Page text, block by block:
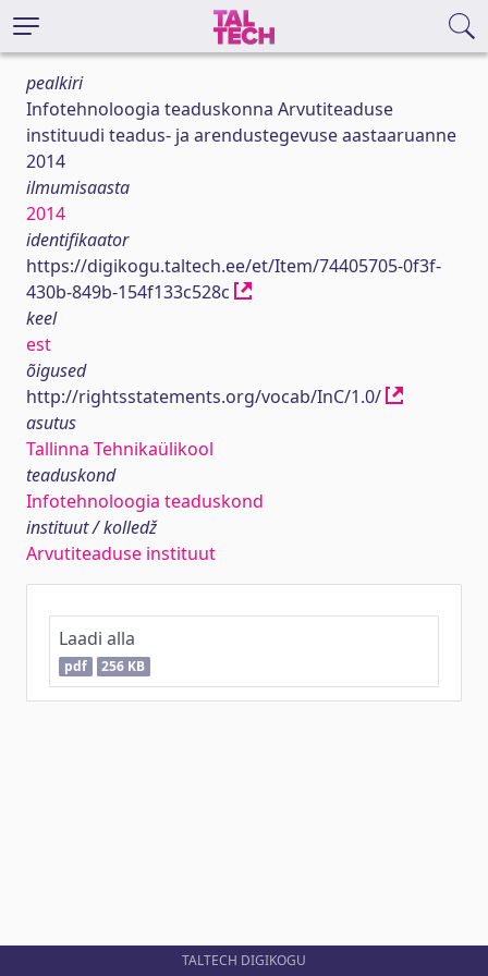
pealkiri
Infotehnoloogia teaduskonna Arvutiteaduse
instituudi teadus- ja arendustegevuse aastaaruanne
2014
ilmumisaasta
2014
identifikaator
https://digikogu.taltech.ee/et/Item/74405705-0f3f-
430b-849b-154f133c528c
keel
est
õigused
http://rightsstatements.org/vocab/InC/1.0/
asutus
Tallinna Tehnikaülikool
teaduskond
Infotehnoloogia teaduskond
instituut / kolledž
Arvutiteaduse instituut
Laadi alla
pdf 256 KB
TALTECH DIGIKOGU